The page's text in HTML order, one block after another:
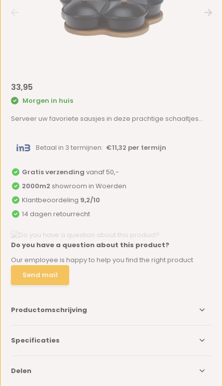
33,95
Morgen in huis
Serveer uw favoriete sausjes in deze prachtige schaaltjes...
Betaal in 3 termijnen: €11,32 per termijn
Gratis verzending vanaf 50,-
2000m2 showroom in Woerden
Klantbeoordeling 9,2/10
14 dagen retourrecht
Do you have a question about this product?
Our employee is happy to help you find the right product
Send mail
Productomschrijving
Specificaties
Delen